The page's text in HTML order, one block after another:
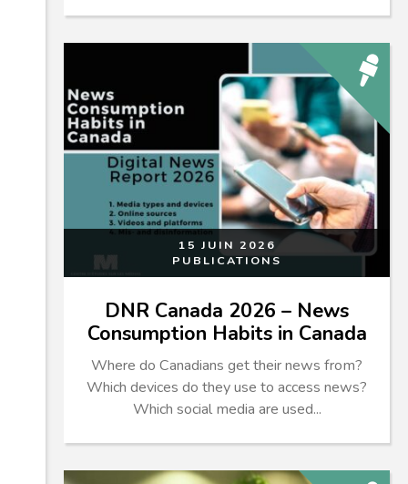
15 JUIN 2026
PUBLICATIONS
DNR Canada 2026 – News
Consumption Habits in Canada
Where do Canadians get their news from?
Which devices do they use to access news?
Which social media are used...